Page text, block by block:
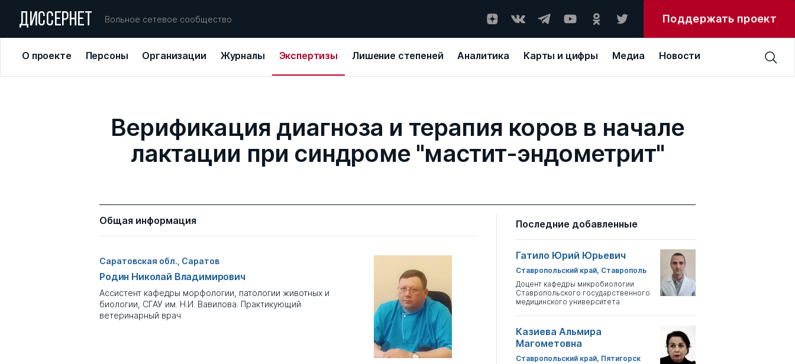
ДИССЕРНЕТ Вольное сетевое сообщество Поддержать проект
О проекте Персоны Организации Журналы Экспертизы Лишение степеней Аналитика Карты и цифры Медиа Новости
Верификация диагноза и терапия коров в начале
лактации при синдроме "мастит-эндометрит"
Общая информация
Саратовская обл., Саратов
Родин Николай Владимирович
Ассистент кафедры морфологии, патологии животных и
биологии, СГАУ им. Н.И. Вавилова. Практикующий
ветеринарный врач
Последние добавленные
Гатило Юрий Юрьевич
Ставропольский край, Ставрополь
Доцент кафедры микробиологии
Ставропольского государственного
медицинского университета
Казиева Альмира
Магометовна
Ставропольский край, Пятигорск